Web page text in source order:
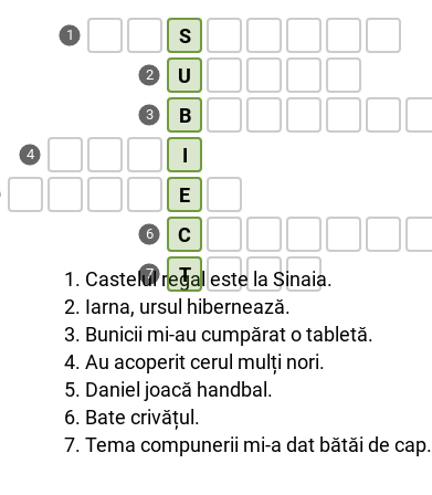
1 S
2 U
3 B
4
E
6 C
7 T
1. Castelul regal este la Sinaia.
2. Iarna, ursul hibernează.
3. Bunicii mi-au cumpărat o tabletă.
4. Au acoperit cerul mulți nori.
5. Daniel joacă handbal.
6. Bate crivățul.
7. Tema compunerii mi-a dat bătăi de cap.